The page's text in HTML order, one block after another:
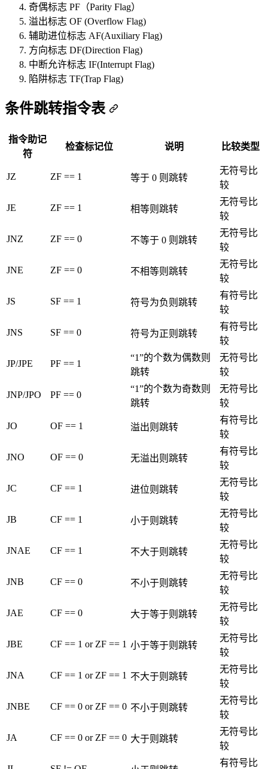
奇偶标志 PF（Parity Flag）
溢出标志 OF (Overflow Flag)
辅助进位标志 AF(Auxiliary Flag)
方向标志 DF(Direction Flag)
中断允许标志 IF(Interrupt Flag)
陷阱标志 TF(Trap Flag)
条件跳转指令表
指令助记
符
检查标记位 说明 比较类型
JZ ZF == 1 等于 0 则跳转
无符号比
较
JE ZF == 1 相等则跳转
无符号比
较
JNZ ZF == 0 不等于 0 则跳转
无符号比
较
JNE ZF == 0 不相等则跳转
无符号比
较
JS SF == 1 符号为负则跳转
有符号比
较
JNS SF == 0 符号为正则跳转
有符号比
较
JP/JPE PF == 1
“1”的个数为偶数则
跳转
无符号比
较
JNP/JPO PF == 0
“1”的个数为奇数则
跳转
无符号比
较
JO OF == 1 溢出则跳转
有符号比
较
JNO OF == 0 无溢出则跳转
有符号比
较
JC CF == 1 进位则跳转
无符号比
较
JB CF == 1 小于则跳转
无符号比
较
JNAE CF == 1 不大于则跳转
无符号比
较
JNB CF == 0 不小于则跳转
无符号比
较
JAE CF == 0 大于等于则跳转
无符号比
较
JBE CF == 1 or ZF == 1 小于等于则跳转
无符号比
较
JNA CF == 1 or ZF == 1 不大于则跳转
无符号比
较
JNBE CF == 0 or ZF == 0 不小于则跳转
无符号比
较
JA CF == 0 or ZF == 0 大于则跳转
无符号比
较
有符号比